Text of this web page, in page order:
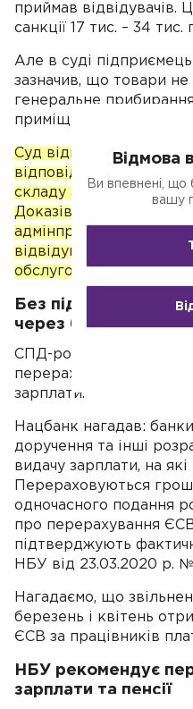
приймав відвідувачів.
санкції 17 тис. – 34 тис.
Але в суді
зазначив, що товари
генеральне
приміщення і
Суд відмовився
відповідальності,
складу
Доказів провини
адмінпротоколу не
відвідувачів, які
обслуговував їх.
Без підтвердження
через банк
СПД-роботодавці, як і
перераховувати ЄСВ,
зарплати.
Нацбанк нагадав:
доручення та інші
видачу зарплати, на
Перераховуються
одночасного подання
про перерахування
підтверджують
НБУ від 23.03.2020 р.
Нагадаємо, що
березень і квітень
ЄСВ за працівників
НБУ рекомендує
зарплати та пенсії
Відмова
Ви впевнені, що
вашу